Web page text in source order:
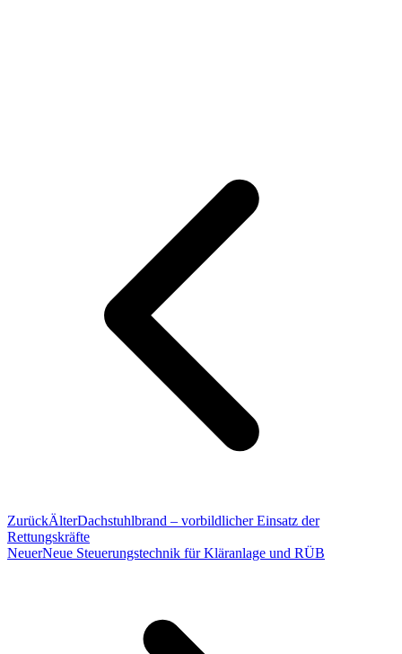
ZurückÄlterDachstuhlbrand – vorbildlicher Einsatz der
Rettungskräfte
NeuerNeue Steuerungstechnik für Kläranlage und RÜB